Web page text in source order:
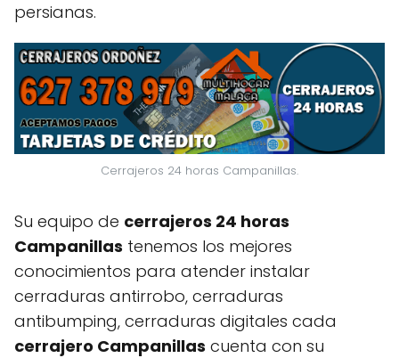
persianas.
Cerrajeros 24 horas Campanillas.
Su equipo de cerrajeros 24 horas
Campanillas tenemos los mejores
conocimientos para atender instalar
cerraduras antirrobo, cerraduras
antibumping, cerraduras digitales cada
cerrajero Campanillas cuenta con su